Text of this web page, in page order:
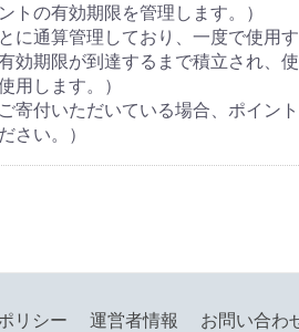
トの有効期限を管理します。）
に通算管理しており、一度で使用
効期限が到達するまで積立され、
用します。）
寄付いただいている場合、ポイン
さい。）
リシー 運営者情報 お問い合わ